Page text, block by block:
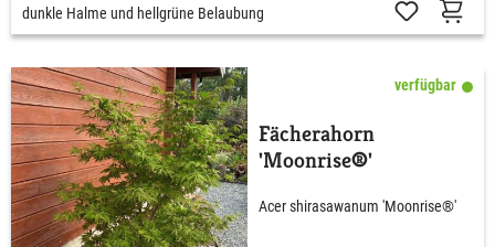
dunkle Halme und hellgrüne Belaubung
verfügbar
Fächerahorn
'Moonrise®'
Acer shirasawanum 'Moonrise®'